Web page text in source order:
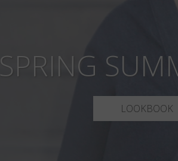
SPRING
LOOKBOOK